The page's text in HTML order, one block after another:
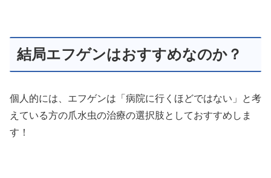
結局エフゲンはおすすめなのか？
個人的には、エフゲンは「病院に行くほどではない」と考
えている方の爪水虫の治療の選択肢としておすすめしま
す！